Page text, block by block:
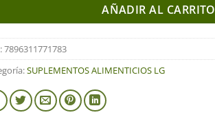
AÑADIR AL CARRITO
7896311771783
SUPLEMENTOS ALIMENTICIOS LG